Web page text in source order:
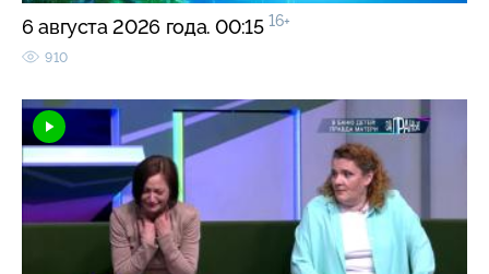
6 августа 2026 года. 00:15 16+
910